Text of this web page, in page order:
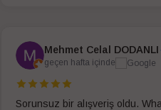
Mehmet Celal DODANLI
geçen hafta içinde
Sorunsuz bir alışveriş oldu.